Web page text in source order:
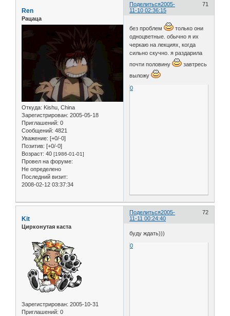
Поделиться 71
2005-
11-10 02:36:15
Ren
Рацаца
Откуда: Kishu, China
Зарегистрирован: 2005-05-18
Приглашений: 0
Сообщений: 4821
Уважение: [+0/-0]
Позитив: [+0/-0]
Возраст: 40 [1986-01-01]
Провел на форуме:
Не определено
Последний визит:
2008-02-12 03:37:34
без проблем
только они
одноцветные. обычно я их
черкаю на лекциях, когда
сильно скучно. я раздарила
почти половину
завтресь
выложу
0
Поделиться 72
2005-
11-11 00:24:40
Kit
Цирконутая каста
Зарегистрирован: 2005-10-31
Приглашений: 0
буду ждать)))
0